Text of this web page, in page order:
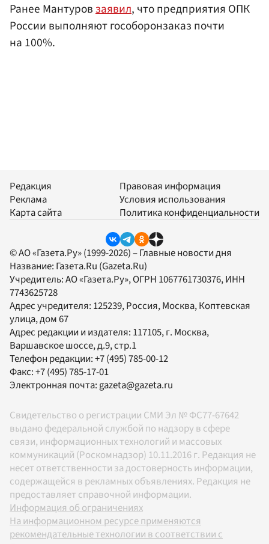
Ранее Мантуровзаявил, что предприятия ОПК
России выполняют гособоронзаказ почти
на 100%.
Редакция
Реклама
Карта сайта
Правовая информация
Условия использования
Политика конфиденциальности
© АО «Газета.Ру» (1999-2026) – Главные новости дня
Название: Газета.Ru (Gazeta.Ru)
Учредитель:АО «Газета.Ру», ОГРН 1067761730376, ИНН
7743625728
Адрес учредителя: 125239, Россия, Москва, Коптевская
улица, дом 67
Адрес редакции и издателя: 117105, г. Москва,
Варшавское шоссе, д.9, стр.1
Телефон редакции:+7 (495) 785-00-12
Факс:+7 (495) 785-17-01
Электронная почта: gazeta@gazeta.ru
Свидетельство о регистрации СМИ Эл № ФС77-67642
выдано федеральной службой по надзору в сфере
связи, информационных технологий и массовых
коммуникаций (Роскомнадзор) 10.11.2016 г. Редакция не
несет ответственности за достоверность информации,
содержащейся в рекламных объявлениях. Редакция не
предоставляет справочной информации.
Информация об ограничениях
На информационном ресурсе применяются
рекомендательные технологии в соответствии с